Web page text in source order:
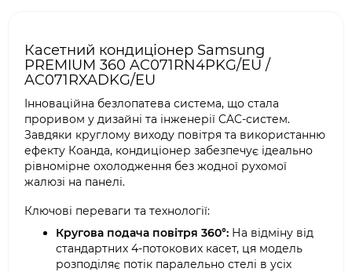
Касетний кондиціонер Samsung
PREMIUM 360 AC071RN4PKG/EU /
AC071RXADKG/EU
Інноваційна безлопатева система, що стала
проривом у дизайні та інженерії CAC-систем.
Завдяки круглому виходу повітря та використанню
ефекту Коанда, кондиціонер забезпечує ідеально
рівномірне охолодження без жодної рухомої
жалюзі на панелі.
Ключові переваги та технології:
Кругова подача повітря 360°: На відміну від
стандартних 4-потокових касет, ця модель
розподіляє потік паралельно стелі в усіх